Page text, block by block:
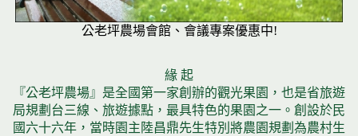
公老坪農場會館、會議專案優惠中!
緣 起
『公老坪農場』是全國第一家創辦的觀光果園，也是省旅遊
局規劃台三線、旅遊據點，最具特色的果園之一。創設於民
國六十六年，當時園主陸昌鼎先生特別將農園規劃為農村生